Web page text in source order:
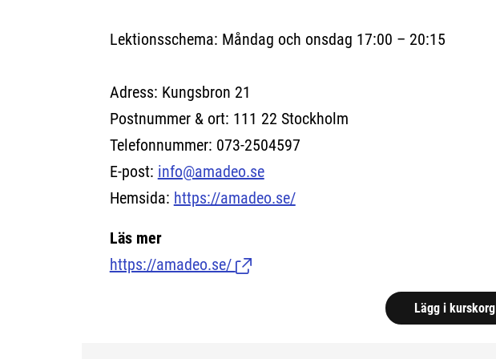
Lektionsschema: Måndag och onsdag 17:00 – 20:15
Adress: Kungsbron 21
Postnummer & ort: 111 22 Stockholm
Telefonnummer: 073-2504597
E-post: info@amadeo.se
Hemsida: https://amadeo.se/
Läs mer
https://amadeo.se/ (Länk till extern sida.)
Lägg i kurskorg